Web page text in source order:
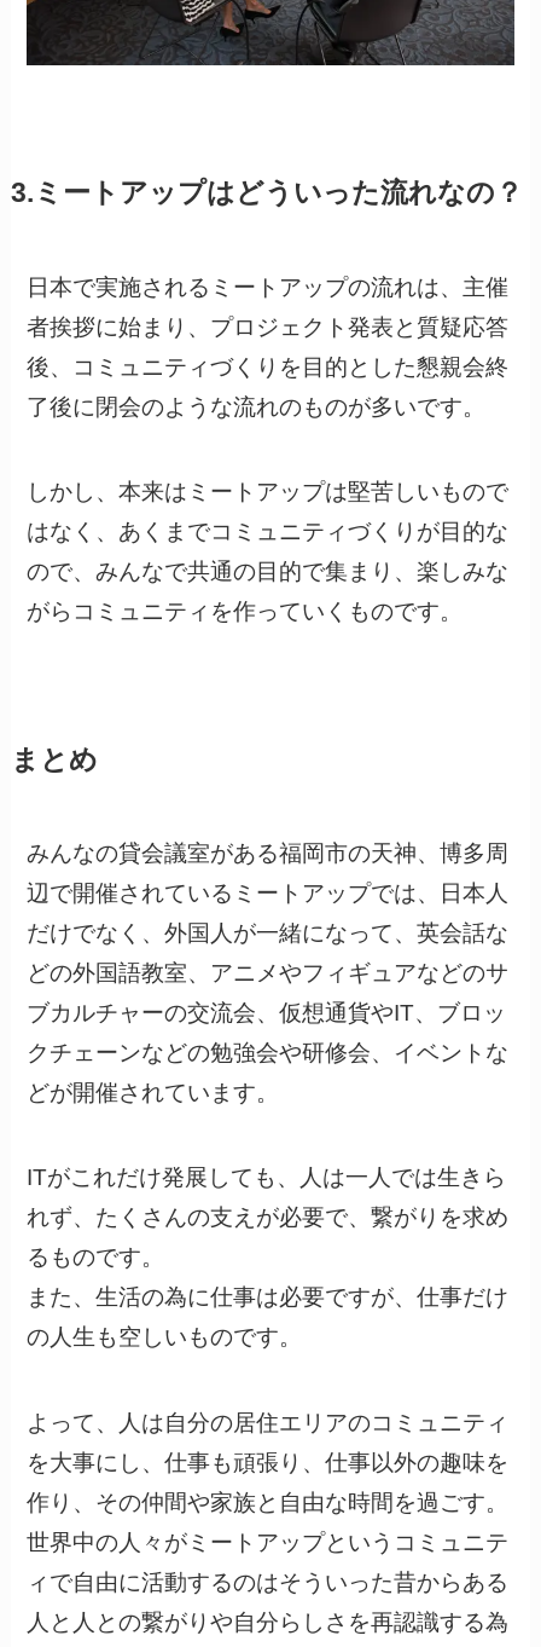
3.ミートアップはどういった流れなの？
日本で実施されるミートアップの流れは、主催
者挨拶に始まり、プロジェクト発表と質疑応答
後、コミュニティづくりを目的とした懇親会終
了後に閉会のような流れのものが多いです。
しかし、本来はミートアップは堅苦しいもので
はなく、あくまでコミュニティづくりが目的な
ので、みんなで共通の目的で集まり、楽しみな
がらコミュニティを作っていくものです。
まとめ
みんなの貸会議室がある福岡市の天神、博多周
辺で開催されているミートアップでは、日本人
だけでなく、外国人が一緒になって、英会話な
どの外国語教室、アニメやフィギュアなどのサ
ブカルチャーの交流会、仮想通貨やIT、ブロッ
クチェーンなどの勉強会や研修会、イベントな
どが開催されています。
ITがこれだけ発展しても、人は一人では生きら
れず、たくさんの支えが必要で、繋がりを求め
るものです。
また、生活の為に仕事は必要ですが、仕事だけ
の人生も空しいものです。
よって、人は自分の居住エリアのコミュニティ
を大事にし、仕事も頑張り、仕事以外の趣味を
作り、その仲間や家族と自由な時間を過ごす。
世界中の人々がミートアップというコミュニテ
ィで自由に活動するのはそういった昔からある
人と人との繋がりや自分らしさを再認識する為